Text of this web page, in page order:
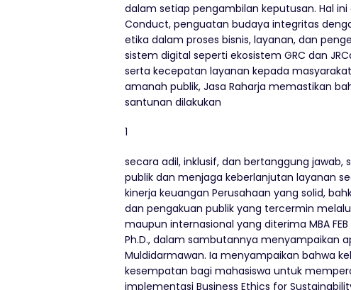
dalam setiap pengambilan keputusan. Hal
Conduct, penguatan budaya integritas
etika dalam proses bisnis, layanan, dan
sistem digital seperti ekosistem GRC dan
serta kecepatan layanan kepada
amanah publik, Jasa Raharja memastikan
santunan dilakukan
1
secara adil, inklusif, dan bertanggung
publik dan menjaga keberlanjutan layanan
kinerja keuangan Perusahaan yang solid,
dan pengakuan publik yang tercermin
maupun internasional yang diterima MBA
Ph.D., dalam sambutannya menyampaikan
Muldidarmawan. Ia menyampaikan bahwa
kesempatan bagi mahasiswa untuk
implementasi Business Ethics for